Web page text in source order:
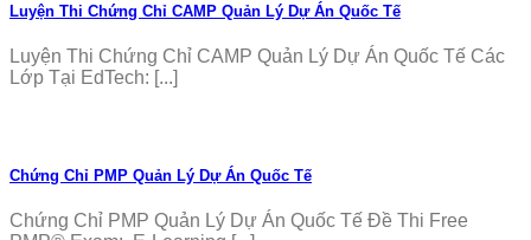
Luyện Thi Chứng Chỉ CAMP Quản Lý Dự Án Quốc Tế
Luyện Thi Chứng Chỉ CAMP Quản Lý Dự Án Quốc Tế Các
Lớp Tại EdTech: [...]
Chứng Chỉ PMP Quản Lý Dự Án Quốc Tế
Chứng Chỉ PMP Quản Lý Dự Án Quốc Tế Đề Thi Free